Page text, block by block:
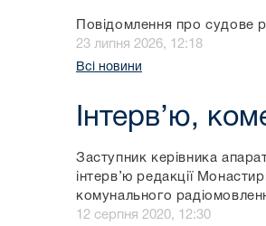
Повідомлення про судове
23 липня 2026, 12:18
Всі новини
Інтерв’ю,
Заступник керівника
інтерв’ю редакції
комунального
12 серпня 2020, 12:30